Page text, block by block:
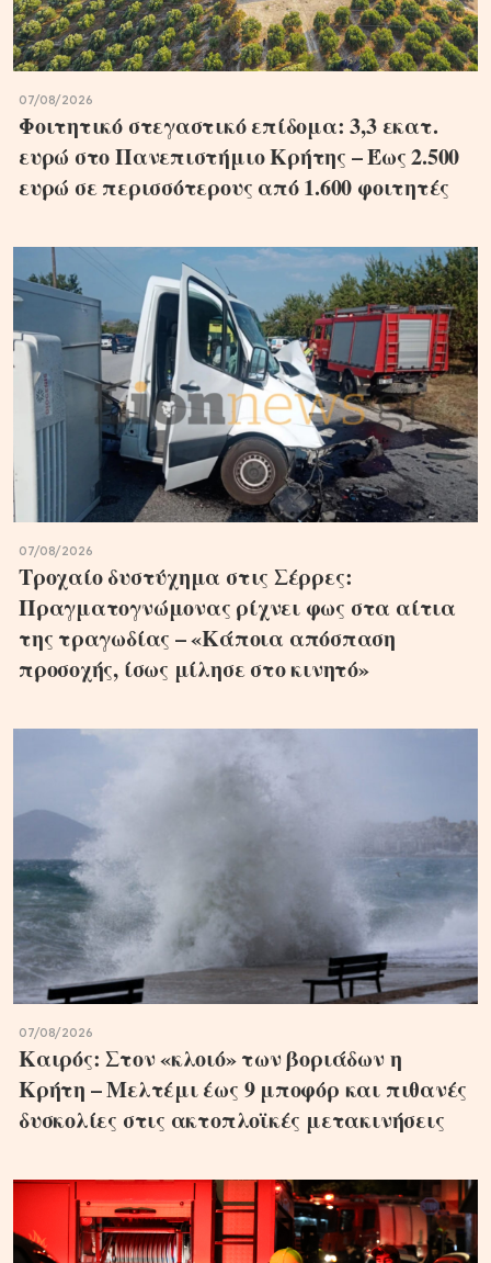
07/08/2026
Φοιτητικό στεγαστικό επίδομα: 3,3 εκατ.
ευρώ στο Πανεπιστήμιο Κρήτης – Έως 2.500
ευρώ σε περισσότερους από 1.600 φοιτητές
07/08/2026
Τροχαίο δυστύχημα στις Σέρρες:
Πραγματογνώμονας ρίχνει φως στα αίτια
της τραγωδίας – «Κάποια απόσπαση
προσοχής, ίσως μίλησε στο κινητό»
07/08/2026
Καιρός: Στον «κλοιό» των βοριάδων η
Κρήτη – Μελτέμι έως 9 μποφόρ και πιθανές
δυσκολίες στις ακτοπλοϊκές μετακινήσεις